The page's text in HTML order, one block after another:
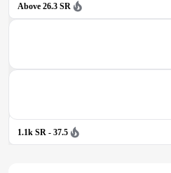
Above 26.3 SR
37.5 - 1.1k SR